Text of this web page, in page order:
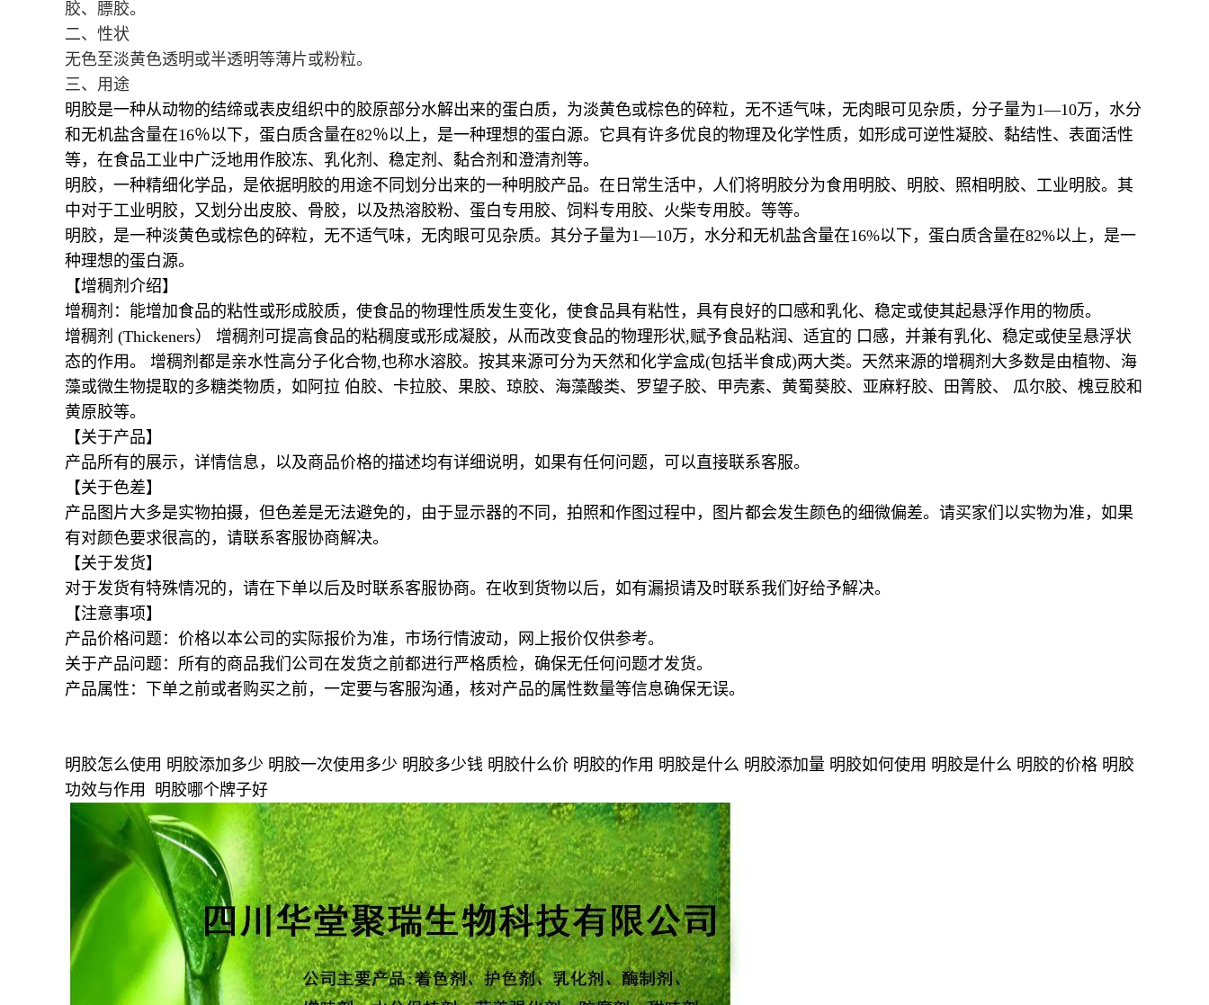
胶、膘胶。
二、性状
无色至淡黄色透明或半透明等薄片或粉粒。
三、用途
明胶是一种从动物的结缔或表皮组织中的胶原部分水解出来的蛋白质，为淡黄色或棕色的碎粒，无不适气味，无肉眼可见杂质，分子量为1—10万，水分
和无机盐含量在16％以下，蛋白质含量在82％以上，是一种理想的蛋白源。它具有许多优良的物理及化学性质，如形成可逆性凝胶、黏结性、表面活性
等，在食品工业中广泛地用作胶冻、乳化剂、稳定剂、黏合剂和澄清剂等。
明胶，一种精细化学品，是依据明胶的用途不同划分出来的一种明胶产品。在日常生活中，人们将明胶分为食用明胶、明胶、照相明胶、工业明胶。其
中对于工业明胶，又划分出皮胶、骨胶，以及热溶胶粉、蛋白专用胶、饲料专用胶、火柴专用胶。等等。
明胶，是一种淡黄色或棕色的碎粒，无不适气味，无肉眼可见杂质。其分子量为1—10万，水分和无机盐含量在16%以下，蛋白质含量在82%以上，是一
种理想的蛋白源。
【增稠剂介绍】
增稠剂：能增加食品的粘性或形成胶质，使食品的物理性质发生变化，使食品具有粘性，具有良好的口感和乳化、稳定或使其起悬浮作用的物质。
增稠剂 (Thickeners） 增稠剂可提高食品的粘稠度或形成凝胶，从而改变食品的物理形状,赋予食品粘润、适宜的 口感，并兼有乳化、稳定或使呈悬浮状
态的作用。 增稠剂都是亲水性高分子化合物,也称水溶胶。按其来源可分为天然和化学盒成(包括半食成)两大类。天然来源的增稠剂大多数是由植物、海
藻或微生物提取的多糖类物质，如阿拉 伯胶、卡拉胶、果胶、琼胶、海藻酸类、罗望子胶、甲壳素、黄蜀葵胶、亚麻籽胶、田箐胶、 瓜尔胶、槐豆胶和
黄原胶等。
【关于产品】
产品所有的展示，详情信息，以及商品价格的描述均有详细说明，如果有任何问题，可以直接联系客服。
【关于色差】
产品图片大多是实物拍摄，但色差是无法避免的，由于显示器的不同，拍照和作图过程中，图片都会发生颜色的细微偏差。请买家们以实物为准，如果
有对颜色要求很高的，请联系客服协商解决。
【关于发货】
对于发货有特殊情况的，请在下单以后及时联系客服协商。在收到货物以后，如有漏损请及时联系我们好给予解决。
【注意事项】
产品价格问题：价格以本公司的实际报价为准，市场行情波动，网上报价仅供参考。
关于产品问题：所有的商品我们公司在发货之前都进行严格质检，确保无任何问题才发货。
产品属性：下单之前或者购买之前，一定要与客服沟通，核对产品的属性数量等信息确保无误。
明胶怎么使用 明胶添加多少 明胶一次使用多少 明胶多少钱 明胶什么价 明胶的作用 明胶是什么 明胶添加量 明胶如何使用 明胶是什么 明胶的价格 明胶
功效与作用 明胶哪个牌子好